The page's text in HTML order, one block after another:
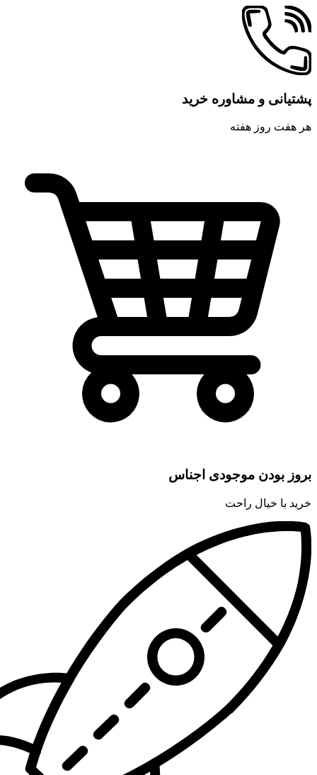
پشتیانی و مشاوره خرید
هر هفت روز هفته
بروز بودن موجودی اجناس
خرید با خیال راحت